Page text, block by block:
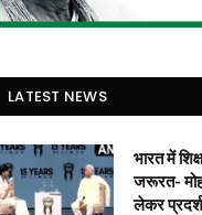
LATEST NEWS
भारत में
जरूरत-
लेकर